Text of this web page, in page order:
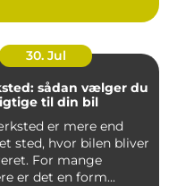
30. Jul
sådan vælger du
til din bil
er mere end
sted, hvor bilen bliver
For mange
er det en form...